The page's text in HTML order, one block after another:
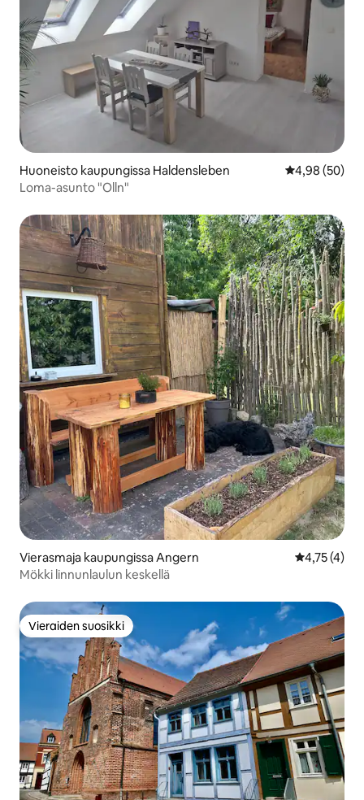
Huoneisto kaupungissa Haldensleben
4,98 (50)
Loma-asunto "Olln"
Vierasmaja kaupungissa Angern
4,75 (4)
Mökki linnunlaulun keskellä
Vieraiden suosikki
Vieraiden suosikki